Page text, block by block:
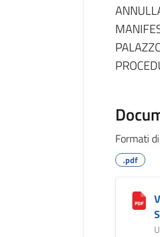
Formati
.pdf